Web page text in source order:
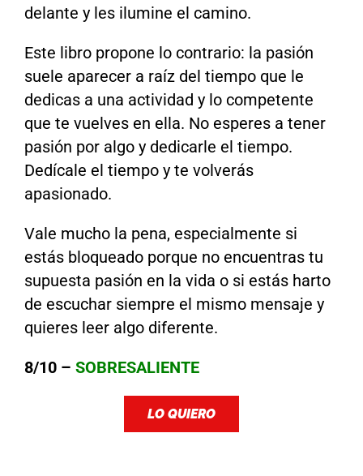
delante y les ilumine el camino.
Este libro propone lo contrario: la pasión
suele aparecer a raíz del tiempo que le
dedicas a una actividad y lo competente
que te vuelves en ella. No esperes a tener
pasión por algo y dedicarle el tiempo.
Dedícale el tiempo y te volverás
apasionado.
Vale mucho la pena, especialmente si
estás bloqueado porque no encuentras tu
supuesta pasión en la vida o si estás harto
de escuchar siempre el mismo mensaje y
quieres leer algo diferente.
8/10 – SOBRESALIENTE
LO QUIERO